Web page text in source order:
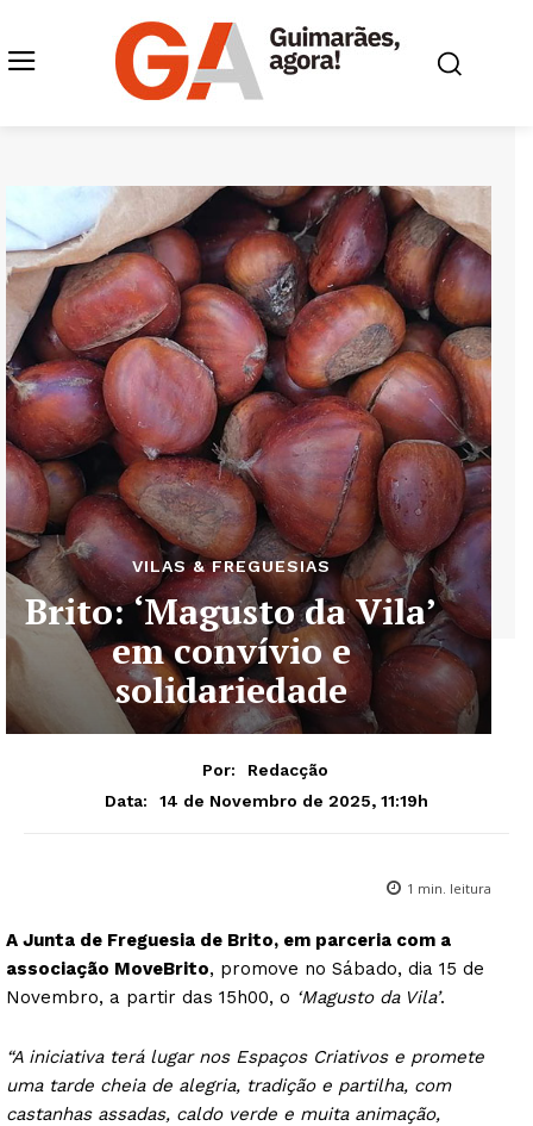
VILAS & FREGUESIAS
Brito: ‘Magusto da Vila’
em convívio e
solidariedade
Por:
Redacção
Data:
14 de Novembro de 2025, 11:19h
1 min. leitura
A Junta de Freguesia de Brito, em parceria com a
associação MoveBrito, promove no Sábado, dia 15 de
Novembro, a partir das 15h00, o ‘Magusto da Vila’.
“A iniciativa terá lugar nos Espaços Criativos e promete
uma tarde cheia de alegria, tradição e partilha, com
castanhas assadas, caldo verde e muita animação,